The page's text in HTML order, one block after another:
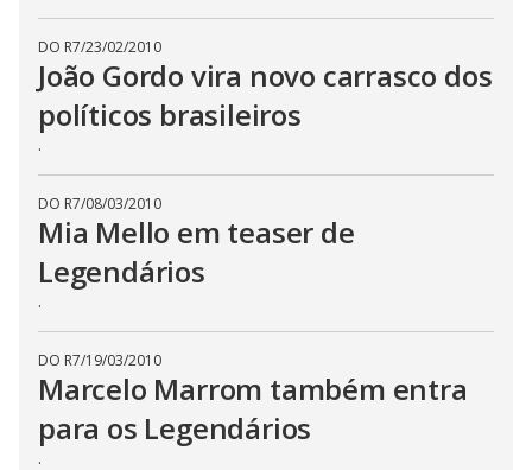
DO R7/23/02/2010
João Gordo vira novo carrasco dos
políticos brasileiros
.
DO R7/08/03/2010
Mia Mello em teaser de
Legendários
.
DO R7/19/03/2010
Marcelo Marrom também entra
para os Legendários
.